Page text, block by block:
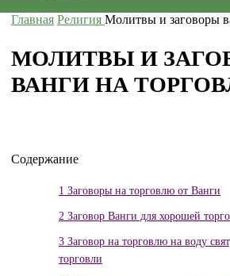
Главная Религия Молитвы и заговоры
МОЛИТВЫ И
ВАНГИ НА
Содержание
1 Заговоры на торговлю от Ванги
2 Заговор Ванги для хорошей
3 Заговор на торговлю на воду
торговли